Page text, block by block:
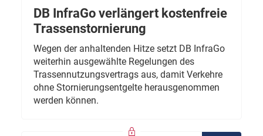
DB InfraGo verlängert kostenfreie
Trassenstornierung
Wegen der anhaltenden Hitze setzt DB InfraGo
weiterhin ausgewählte Regelungen des
Trassennutzungsvertrags aus, damit Verkehre
ohne Stornierungsentgelte herausgenommen
werden können.